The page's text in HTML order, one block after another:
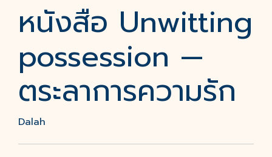
หนังสือ Unwitting
possession —
ตระลาการความรัก
Dalah